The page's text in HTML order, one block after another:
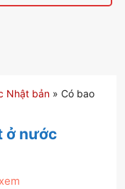
Nhật bản » Có bao
ở nước